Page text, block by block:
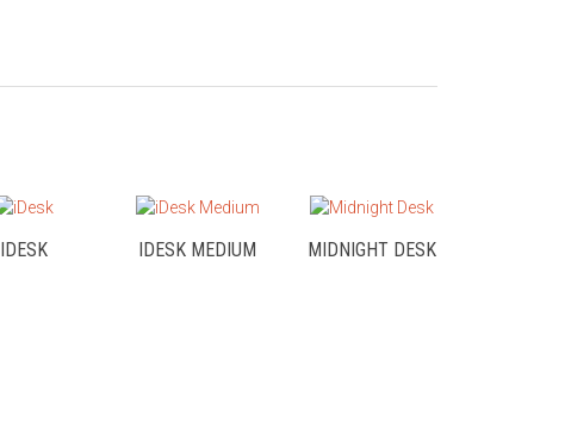
IDESK IDESK MEDIUM MIDNIGHT DESK